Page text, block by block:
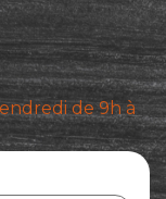
de 9h à